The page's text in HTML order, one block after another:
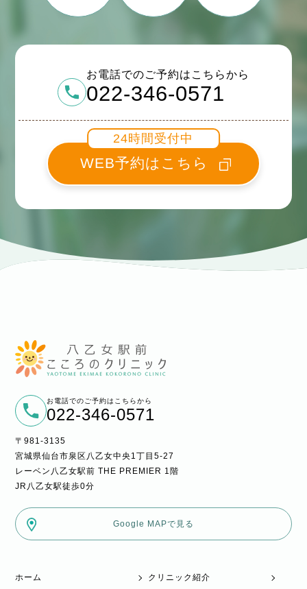
お電話でのご予約はこちらから
022-346-0571
24時間受付中
WEB予約はこちら
お電話でのご予約はこちらから
022-346-0571
〒981-3135
宮城県仙台市泉区八乙女中央1丁目5-27
レーベン八乙女駅前 THE PREMIER 1階
JR八乙女駅徒歩0分
Google MAPで見る
ホーム クリニック紹介